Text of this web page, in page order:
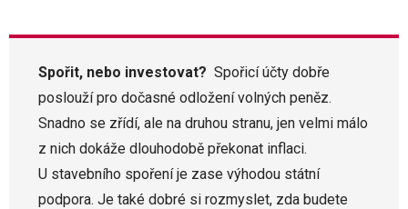
Spořit, nebo investovat? Spořicí účty dobře
poslouží pro dočasné odložení volných peněz.
Snadno se zřídí, ale na druhou stranu, jen velmi málo
z nich dokáže dlouhodobě překonat inflaci.
U stavebního spoření je zase výhodou státní
podpora. Je také dobré si rozmyslet, zda budete